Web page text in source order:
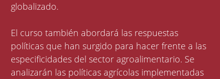
globalizado.
El curso también abordará las respuestas
políticas que han surgido para hacer frente a las
especificidades del sector agroalimentario. Se
analizarán las políticas agrícolas implementadas